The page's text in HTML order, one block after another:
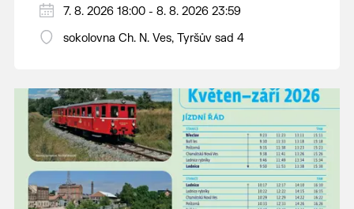
PÁTEK 7. srpna
18:00 - ruční stavění máje
14:00 - krojový průvod pro stárky od
hostince “U Buvola”
16:00 - odpolední zábava na sokolovně
21:00 - večerní zábava
K tanci a poslechu bude hrát DH
7. 8. 2026 18:00 - 8. 8. 2026 23:59
sokolovna Ch. N. Ves, Tyršův sad 4